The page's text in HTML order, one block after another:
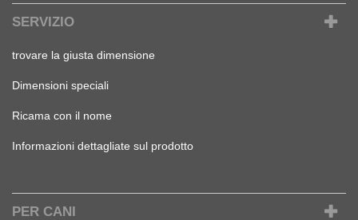
SERVIZIO
trovare la giusta dimensione
Dimensioni speciali
Ricama con il nome
Informazioni dettagliate sul prodotto
PER CANI